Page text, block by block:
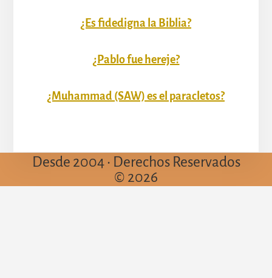
¿Es fidedigna la Biblia?
¿Pablo fue hereje?
¿Muhammad (SAW) es el paracletos?
Desde 2004 • Derechos Reservados
© 2026